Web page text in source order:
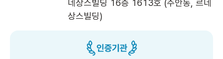
네상스빌딩 16층 1613호 (주안동, 르네
상스빌딩)